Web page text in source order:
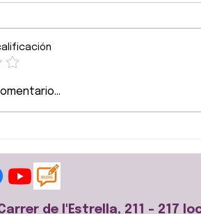
de los
de l'Estrella, 211 - 217